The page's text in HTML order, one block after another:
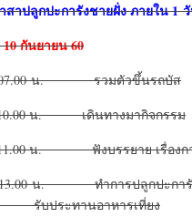
สาปลูกปะการังชายฝั่งภายใน1
10 กันยายน 60
07.00 น. รวมตัวขึ้นรถบัส
10.00 น. เดินทางมากิจกรรม
11.00 น. ฟังบรรยาย เรื่องกา
13.00 น. ทำการปลูกปะการังแ
บประทานอาหารเที่ยง